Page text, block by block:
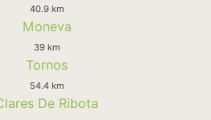
40.9 km
Moneva
39 km
Tornos
54.4 km
De Ribota